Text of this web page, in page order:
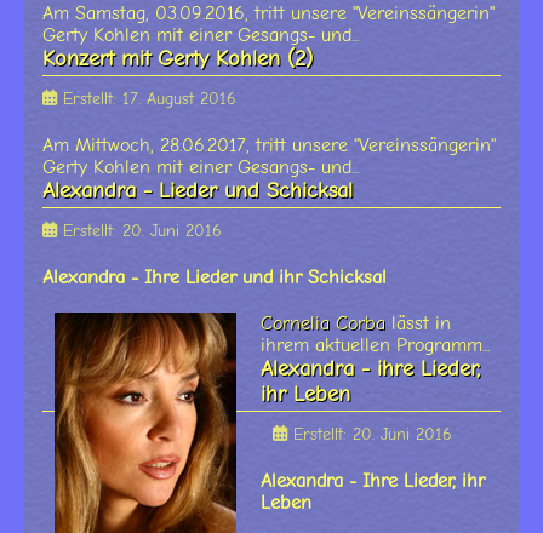
Am Samstag, 03.09.2016, tritt unsere "Vereinssängerin"
Gerty Kohlen mit einer Gesangs- und...
Konzert mit Gerty Kohlen (2)
Erstellt: 17. August 2016
Am Mittwoch, 28.06.2017, tritt unsere "Vereinssängerin"
Gerty Kohlen mit einer Gesangs- und...
Alexandra - Lieder und Schicksal
Erstellt: 20. Juni 2016
Alexandra - Ihre Lieder und ihr Schicksal
Cornelia Corba lässt in
ihrem aktuellen Programm...
Alexandra - ihre Lieder,
ihr Leben
Erstellt: 20. Juni 2016
Alexandra - Ihre Lieder, ihr
Leben